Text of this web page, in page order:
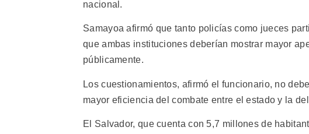
nacional.
Samayoa afirmó que tanto policías como jueces
que ambas instituciones deberían mostrar mayor
públicamente.
Los cuestionamientos, afirmó el funcionario, no
mayor eficiencia del combate entre el estado y la
El Salvador, que cuenta con 5,7 millones de